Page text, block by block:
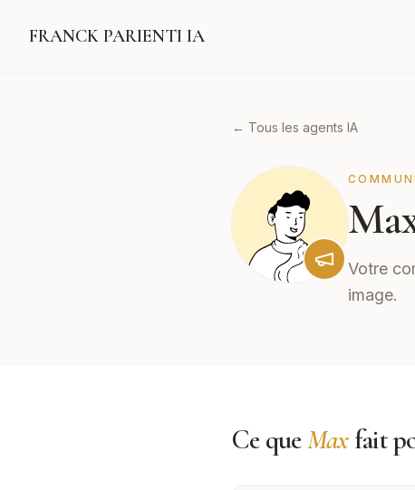
FRANCK PARIENTI IA
← Tous les agents IA
Votre
image.
Ce queMaxfait